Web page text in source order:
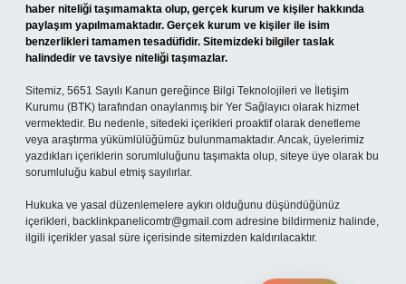
haber niteliği taşımamakta olup, gerçek kurum ve kişiler hakkında
paylaşım yapılmamaktadır. Gerçek kurum ve kişiler ile isim
benzerlikleri tamamen tesadüfidir. Sitemizdeki bilgiler taslak
halindedir ve tavsiye niteliği taşımazlar.
Sitemiz, 5651 Sayılı Kanun gereğince Bilgi Teknolojileri ve İletişim
Kurumu (BTK) tarafından onaylanmış bir Yer Sağlayıcı olarak hizmet
vermektedir. Bu nedenle, sitedeki içerikleri proaktif olarak denetleme
veya araştırma yükümlülüğümüz bulunmamaktadır. Ancak, üyelerimiz
yazdıkları içeriklerin sorumluluğunu taşımakta olup, siteye üye olarak bu
sorumluluğu kabul etmiş sayılırlar.
Hukuka ve yasal düzenlemelere aykırı olduğunu düşündüğünüz
içerikleri, backlinkpanelicomtr@gmail.com adresine bildirmeniz halinde,
ilgili içerikler yasal süre içerisinde sitemizden kaldırılacaktır.